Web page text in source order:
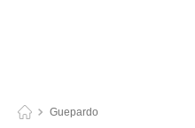
Guepardo